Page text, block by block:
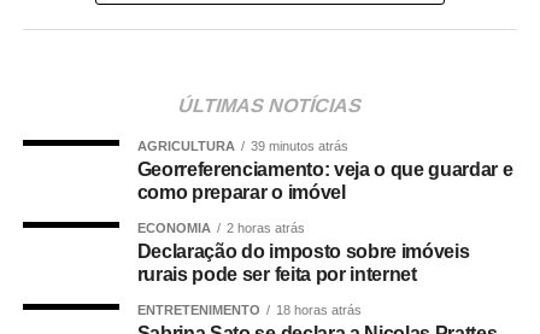
“E sempre foi um sonho meu ter mais um filho. E quando
gravidez não evoluiu, mas aquele anjinho já fazia parte
da nossa história. E a gente foi tentando realizar esse
sonho juntos. Aos poucos. E não foi fácil. Depois a gente
engravidou do Zac e vivemos”, continuou. Veja
publicação completa abaixo:
ÚLTIMAS NOTÍCIAS
AGRICULTURA 39 minutos atrás
Georreferenciamento: veja o que guardar e
como preparar o imóvel
ECONOMIA 2 horas atrás
Declaração do imposto sobre imóveis
rurais pode ser feita por internet
ENTRETENIMENTO 18 horas atrás